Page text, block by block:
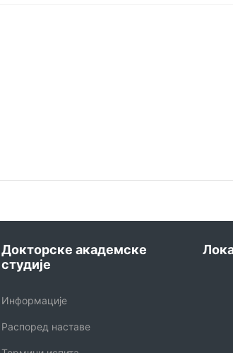
Докторске академске
студије
Информације
Распоред наставе